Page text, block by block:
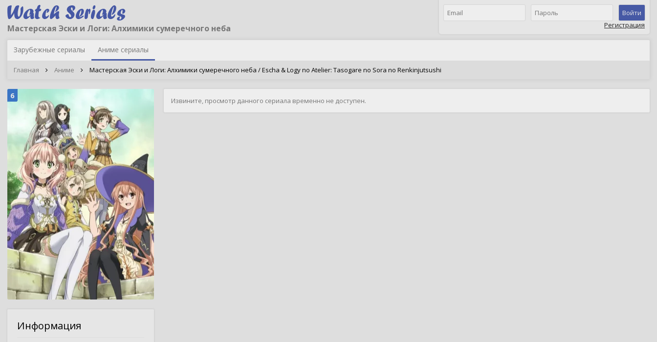
Мастерская Эски и Логи: Алхимики сумеречного неба
Войти
Регистрация
Зарубежные сериалы Аниме сериалы
Главная Аниме Мастерская Эски и Логи: Алхимики сумеречного неба / Escha & Logy no Atelier: Tasogare no Sora no Renkinjutsushi
6
Информация
Извините, просмотр данного сериала временно не доступен.